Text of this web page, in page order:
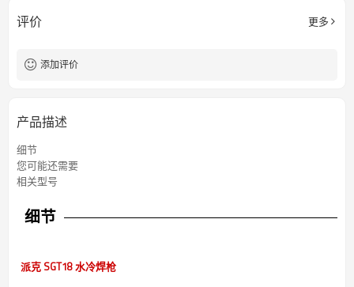
评价 更多
添加评价
产品描述
细节
您可能还需要
相关型号
细节
派克 SGT18 水冷焊枪